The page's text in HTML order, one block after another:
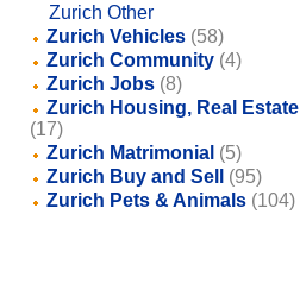
Zurich Other
Zurich Vehicles (58)
Zurich Community (4)
Zurich Jobs (8)
Zurich Housing, Real Estate
(17)
Zurich Matrimonial (5)
Zurich Buy and Sell
(95)
Zurich Pets & Animals (104)